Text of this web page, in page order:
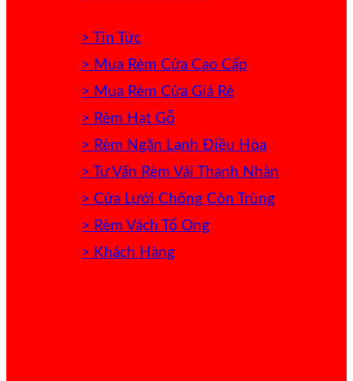
> Tin Tức
> Mua Rèm Cửa Cao Cấp
> Mua Rèm Cửa Giá Rẻ
> Rèm Hạt Gỗ
> Rèm Ngăn Lạnh Điều Hòa
> Tư Vấn Rèm Vải Thanh Nhàn
> Cửa Lưới Chống Côn Trùng
> Rèm Vách Tổ Ong
> Khách Hàng